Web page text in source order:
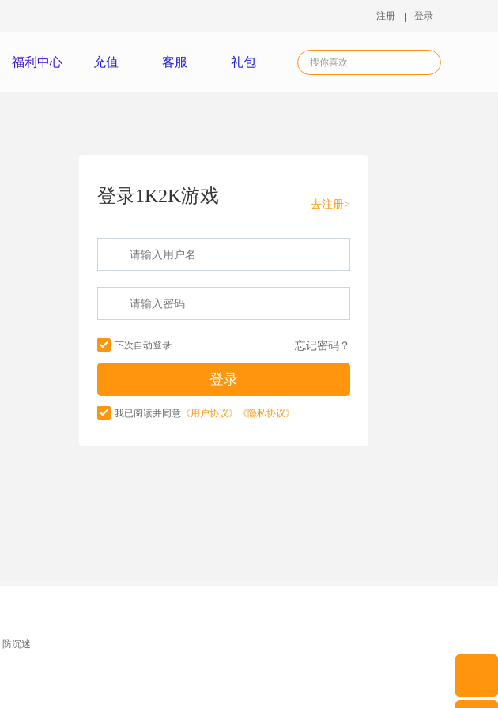
注册 登录
福利中心 充值 客服 礼包
登录1K2K游戏 去注册>
下次自动登录 忘记密码？
我已阅读并同意 《用户协议》 《隐私协议》
防沉迷